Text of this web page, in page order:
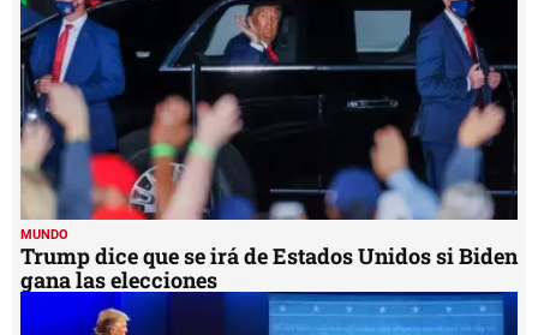
MUNDO
Trump dice que se irá de Estados Unidos si Biden
gana las elecciones